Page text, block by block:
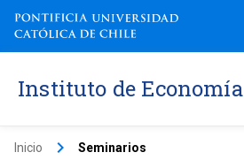
Instituto de Economía
Inicio keyboard_arrow_right Seminarios